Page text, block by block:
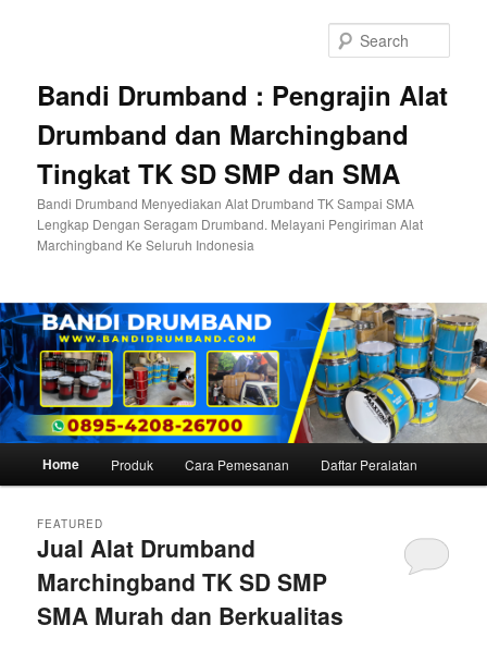
Bandi Drumband : Pengrajin Alat
Drumband dan Marchingband
Tingkat TK SD SMP dan SMA
Bandi Drumband Menyediakan Alat Drumband TK Sampai SMA
Lengkap Dengan Seragam Drumband. Melayani Pengiriman Alat
Marchingband Ke Seluruh Indonesia
Home Produk Cara Pemesanan Daftar Peralatan
Jual Alat Drumband
Marchingband TK SD SMP
SMA Murah dan Berkualitas
FEATURED